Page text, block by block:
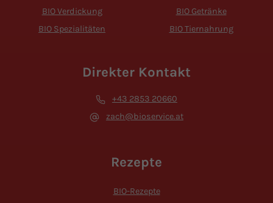
BIO Verdickung
BIO Spezialitäten
BIO Getränke
BIO Tiernahrung
Direkter Kontakt
+43 2853 20660
zach@bioservice.at
Rezepte
BIO-Rezepte